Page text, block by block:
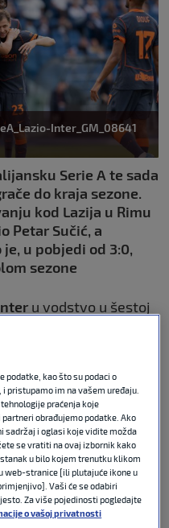
Inter_GM_08641
Serie A te sada
do kraja sezone.
kod Lazija u Rimu
Petar Sučić, a
u pobjedi od 3:0,
sezone
u vodstvo u šestoj
3:0 postavio je
finaleCoppa Italije
OlimpicuuRimuod 21
Intera u prolasku u
protivComaupisao
za pobjedu
podatke, kao što su podaci o
im na vašem uređaju.
praćenja koje
obrađujemo podatke. Ako
sadržaj i oglasi koje vidite možda
se vratiti na ovaj izbornik kako
u bilo kojem trenutku klikom
web-stranice [ili plutajuće ikone u
Vaši će se odabiri
Za više pojedinosti pogledajte
o vašoj privatnosti